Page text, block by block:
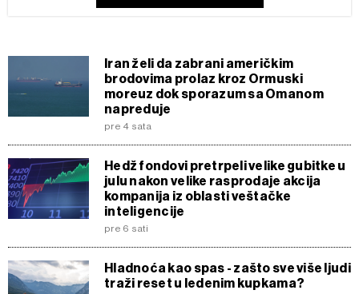
Iran želi da zabrani američkim
brodovima prolaz kroz Ormuski
moreuz dok sporazum sa Omanom
napreduje
pre 4 sata
Hedž fondovi pretrpeli velike gubitke u
julu nakon velike rasprodaje akcija
kompanija iz oblasti veštačke
inteligencije
pre 6 sati
Hladnoća kao spas - zašto sve više ljudi
traži reset u ledenim kupkama?